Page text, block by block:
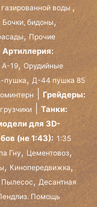
воды ,
Бочки, бидоны,
,Прочие
Артиллерия:
А-19, Орудийные
пушка, Д-44 пушка 85
Грейдеры:
Танки:
для 3D-
(не 1:43): 1:35
Гну,Цементовоз,
, Кинопередвижка,
Пылесос, Десантная
Помощь